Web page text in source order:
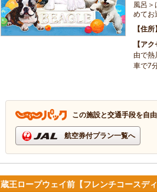
風呂＞
めてお
住所
アク
由で熱
車で7
この施設と交通手段を自
航空券付プラン一覧へ
蔵王ロープウェイ前【フレンチコースデ